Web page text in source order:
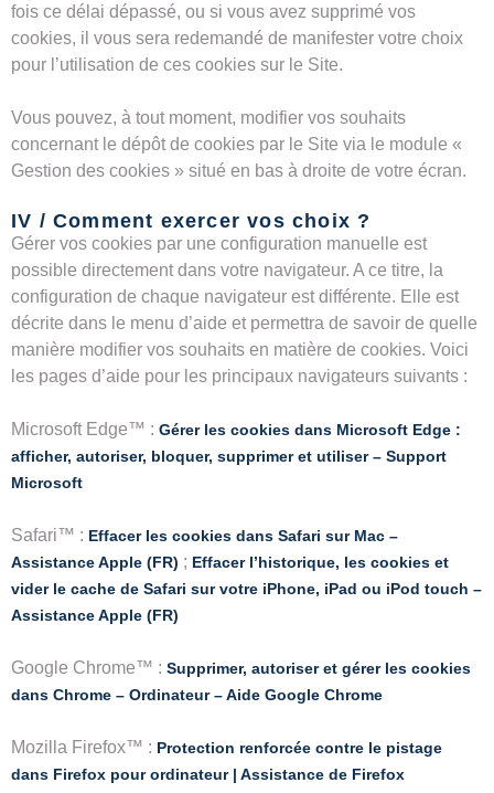
fois ce délai dépassé, ou si vous avez supprimé vos
cookies, il vous sera redemandé de manifester votre choix
pour l’utilisation de ces cookies sur le Site.
Vous pouvez, à tout moment, modifier vos souhaits
concernant le dépôt de cookies par le Site via le module «
Gestion des cookies » situé en bas à droite de votre écran.
IV / Comment exercer vos choix ?
Gérer vos cookies par une configuration manuelle est
possible directement dans votre navigateur. A ce titre, la
configuration de chaque navigateur est différente. Elle est
décrite dans le menu d’aide et permettra de savoir de quelle
manière modifier vos souhaits en matière de cookies. Voici
les pages d’aide pour les principaux navigateurs suivants :
Microsoft Edge™ : Gérer les cookies dans Microsoft Edge :
afficher, autoriser, bloquer, supprimer et utiliser – Support
Microsoft
Safari™ : Effacer les cookies dans Safari sur Mac –
Assistance Apple (FR) ; Effacer l’historique, les cookies et
vider le cache de Safari sur votre iPhone, iPad ou iPod touch –
Assistance Apple (FR)
Google Chrome™ : Supprimer, autoriser et gérer les cookies
dans Chrome – Ordinateur – Aide Google Chrome
Mozilla Firefox™ : Protection renforcée contre le pistage
dans Firefox pour ordinateur | Assistance de Firefox